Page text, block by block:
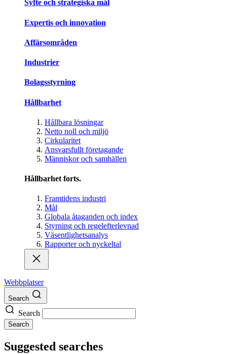
Syfte och strategiska mål
Expertis och innovation
Affärsområden
Industrier
Bolagsstyrning
Hållbarhet
Hållbara lösningar
Netto noll och miljö
Cirkularitet
Ansvarsfullt företagande
Människor och samhällen
Hållbarhet forts.
Framtidens industri
Mål
Globala åtaganden och index
Styrning och regelefterlevnad
Väsentlighetsanalys
Rapporter och nyckeltal
Webbplatser
Search
Search
Search
Suggested searches